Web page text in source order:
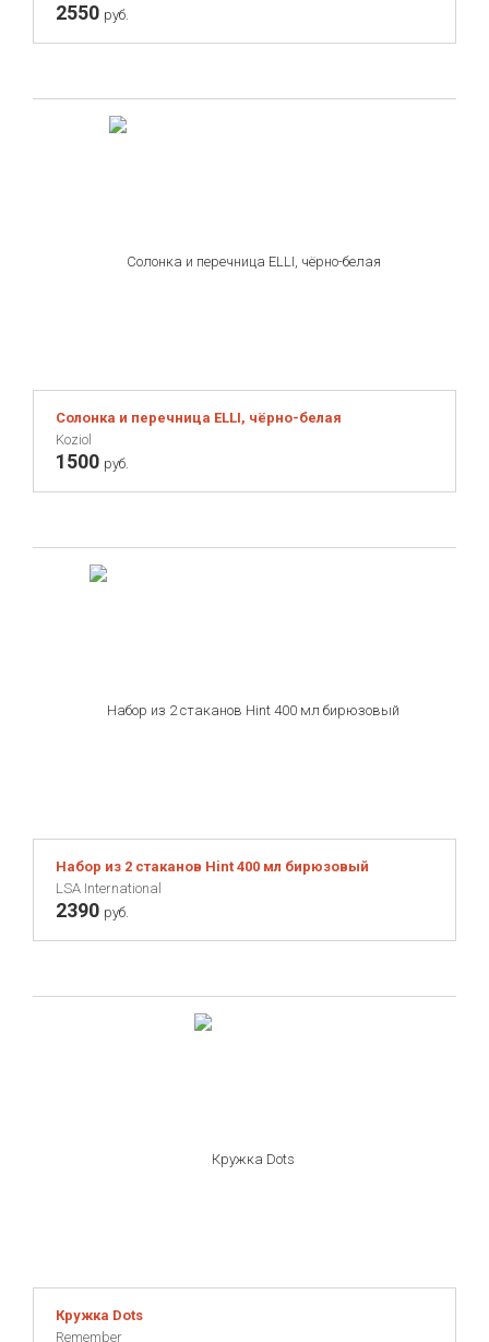
2550 руб.
Солонка и перечница ELLI, чёрно-белая
Koziol
1500 руб.
Набор из 2 стаканов Hint 400 мл бирюзовый
LSA International
2390 руб.
Кружка Dots
Remember